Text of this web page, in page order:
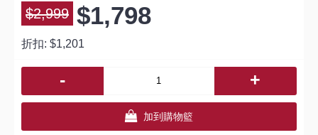
$2,999 $1,798
折扣: $1,201
- +
加到購物籃